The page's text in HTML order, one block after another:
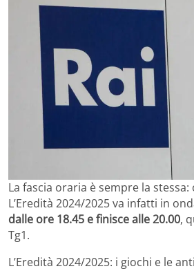
La fascia oraria è sempre la
L’Eredità 2024/2025 va infatti in
dalle ore 18.45 e finisce alle 20.00,
Tg1.
L’Eredità 2024/2025: i giochi e le